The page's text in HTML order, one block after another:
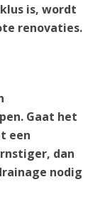
is, wordt
renovaties.
Gaat het
een
dan
nodig